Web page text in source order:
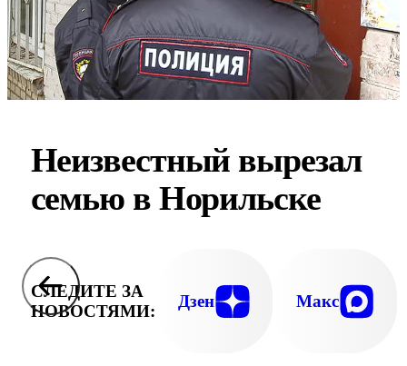
Неизвестный вырезал
семью в Норильске
СЛЕДИТЕ ЗА
НОВОСТЯМИ:
Дзен Макс